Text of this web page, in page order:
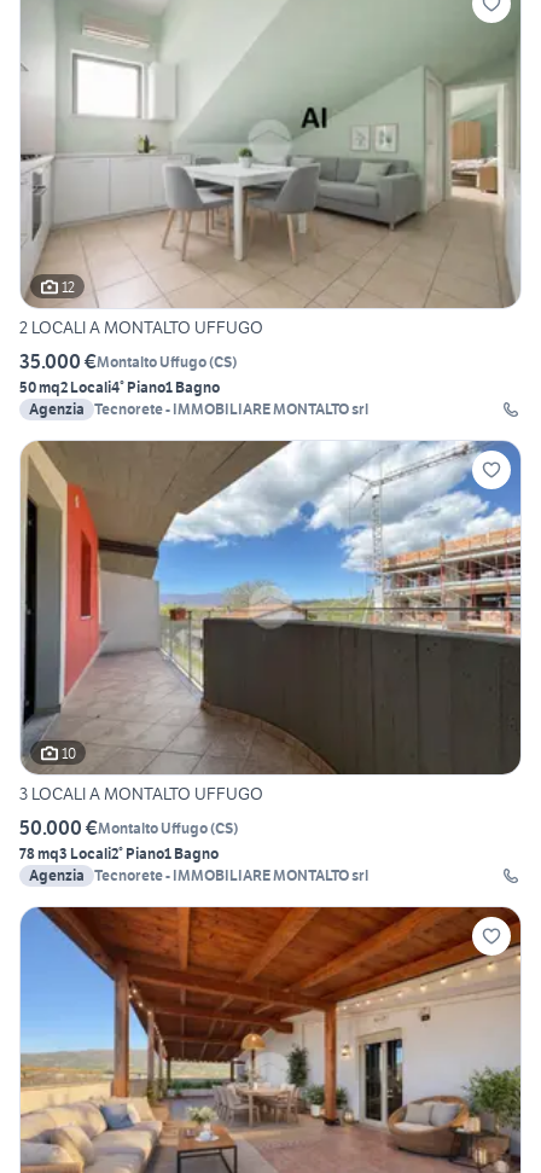
12
2 LOCALI A MONTALTO UFFUGO
35.000 €Montalto Uffugo(CS)
50 mq2 Locali4° Piano1 Bagno
Agenzia Tecnorete - IMMOBILIARE MONTALTO srl
10
3 LOCALI A MONTALTO UFFUGO
50.000 €Montalto Uffugo(CS)
78 mq3 Locali2° Piano1 Bagno
Agenzia Tecnorete - IMMOBILIARE MONTALTO srl